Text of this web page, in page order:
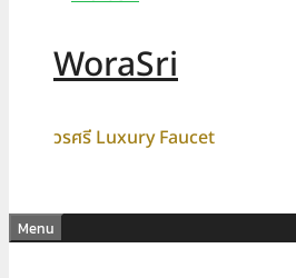
WoraSri
วรศรี Luxury Faucet
Menu